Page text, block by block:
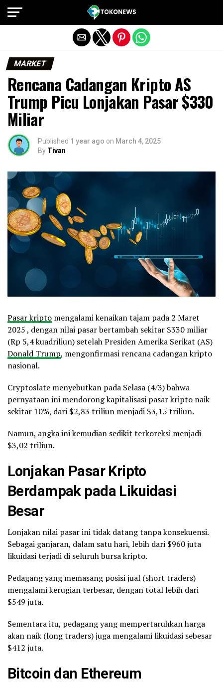
MARKET
Rencana Cadangan Kripto AS
Trump Picu Lonjakan Pasar $330
Miliar
Published 1 year ago on March 4, 2025
By Tivan
Pasar kripto mengalami kenaikan tajam pada 2 Maret
2025 , dengan nilai pasar bertambah sekitar $330 miliar
(Rp 5,4 kuadriliun) setelah Presiden Amerika Serikat (AS)
Donald Trump, mengonfirmasi rencana cadangan kripto
nasional.
Cryptoslate menyebutkan pada Selasa (4/3) bahwa
pernyataan ini mendorong kapitalisasi pasar kripto naik
sekitar 10%, dari $2,83 triliun menjadi $3,15 triliun.
Namun, angka ini kemudian sedikit terkoreksi menjadi
$3,02 triliun.
Lonjakan Pasar Kripto
Berdampak pada Likuidasi
Besar
Lonjakan nilai pasar ini tidak datang tanpa konsekuensi.
Sebagai ganjaran, dalam satu hari, lebih dari $960 juta
likuidasi terjadi di seluruh bursa kripto.
Pedagang yang memasang posisi jual (short traders)
mengalami kerugian terbesar, dengan total lebih dari
$549 juta.
Sementara itu, pedagang yang mempertaruhkan harga
akan naik (long traders) juga mengalami likuidasi sebesar
$412 juta.
Bitcoin dan Ethereum
Exit mobile version